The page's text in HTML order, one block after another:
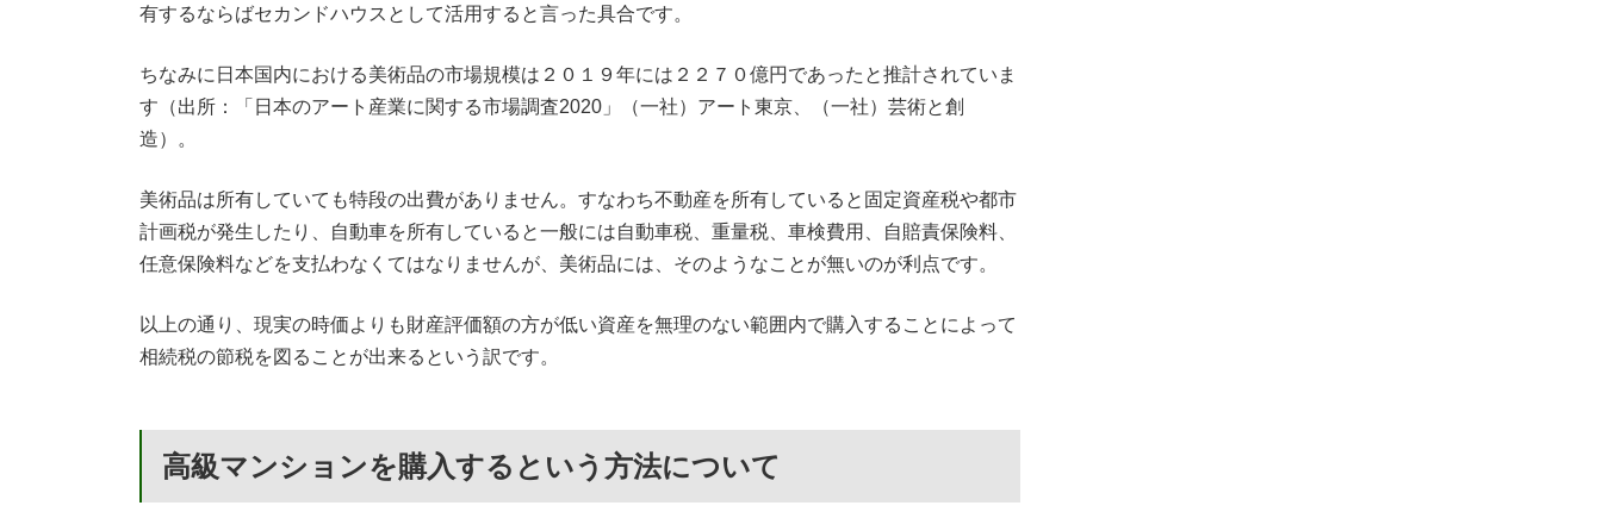
有するならばセカンドハウスとして活用すると言った具合です。
ちなみに日本国内における美術品の市場規模は２０１９年には２２７０億円であったと推計されていま
す（出所：「日本のアート産業に関する市場調査2020」（一社）アート東京、（一社）芸術と創
造）。
美術品は所有していても特段の出費がありません。すなわち不動産を所有していると固定資産税や都市
計画税が発生したり、自動車を所有していると一般には自動車税、重量税、車検費用、自賠責保険料、
任意保険料などを支払わなくてはなりませんが、美術品には、そのようなことが無いのが利点です。
以上の通り、現実の時価よりも財産評価額の方が低い資産を無理のない範囲内で購入することによって
相続税の節税を図ることが出来るという訳です。
高級マンションを購入するという方法について